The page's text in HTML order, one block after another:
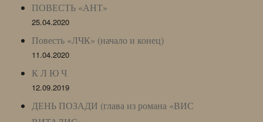
ПОВЕСТЬ «АНТ»
25.04.2020
Повесть «ЛЧК» (начало и конец)
11.04.2020
К Л Ю Ч
12.09.2019
ДЕНЬ ПОЗАДИ (глава из романа «ВИС